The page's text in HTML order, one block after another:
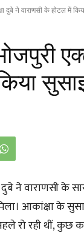
ने वाराणसी के होटल में
दुबे ने वाराणसी के
आकांक्षा के
रो रही थीं, कुछ